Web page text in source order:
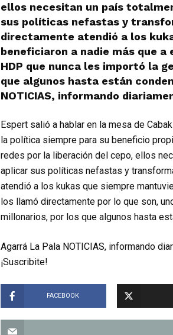
ellos necesitan un país
sus políticas nefastas y
directamente atendió a los
beneficiaron a nadie más que
HDP que nunca les importó la
que algunos hasta están
NOTICIAS, informando
Espert salió a hablar en la mesa de
la política siempre para su beneficio
redes por la liberación del cepo, ellos
aplicar sus políticas nefastas y
atendió a los kukas que siempre
los llamó directamente por lo que son,
millonarios, por los que algunos hasta
Agarrá La Pala NOTICIAS, informando
¡Suscribite!
FACEBOOK